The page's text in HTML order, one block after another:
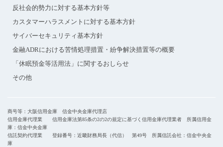
反社会的勢力に対する基本方針等
カスタマーハラスメントに対する基本方針
サイバーセキュリティ基本方針
金融ADRにおける苦情処理措置・紛争解決措置等の概要
「休眠預金等活用法」に関するおしらせ
その他
商号等：大阪信用金庫 信金中央金庫代理店
信用金庫代理業 信用金庫法第85条の2の2の規定に基づく信用金庫代理業者 所属信用金
庫：信金中央金庫
信託契約代理業 登録番号：近畿財務局長（代信） 第49号 所属信託会社：信金中央金
庫